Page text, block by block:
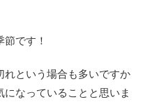
です！
れという場合も多いですか
なっていることと思いま